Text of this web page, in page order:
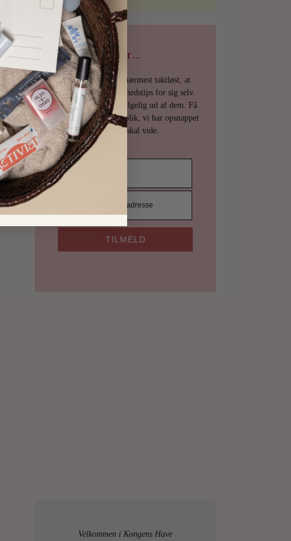
PSST…
Det er uhøfligt, ja nærmest taktløst, at
holde de bedste skønhedstips for sig selv.
Derfor deler vi selvfølgelig ud af dem. Få
en mail fra os det øjeblik, vi har opsnappet
noget, du skal vide.
TILMELD
Velkommen i Kongens Have